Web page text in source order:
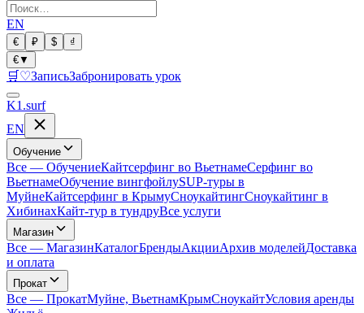
EN
€ ₽ $
₫
€▼
🛒 ♡ЗаписьЗабронировать урок
K1 .surf
EN
Обучение
Все — ОбучениеКайтсерфинг во ВьетнамеСерфинг во
ВьетнамеОбучение вингфойлуSUP-туры в
МуйнеКайтсерфинг в КрымуСноукайтингСноукайтинг в
ХибинахКайт-тур в тундруВсе услуги
Магазин
Все — МагазинКаталогБрендыАкцииАрхив моделейДоставка
и оплата
Прокат
Все — ПрокатМуйне, ВьетнамКрымСноукайтУсловия аренды